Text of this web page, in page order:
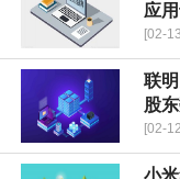
应
[02-
联
股
[02-